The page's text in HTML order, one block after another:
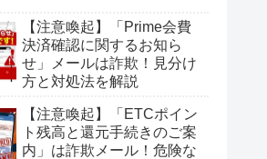
【注意喚起】「Prime会費
決済確認に関するお知ら
せ」メールは詐欺！見分け
方と対処法を解説
【注意喚起】「ETCポイン
ト残高と還元手続きのご案
内」は詐欺メール！危険な